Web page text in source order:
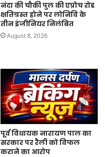
नंदा की चौकी पुल की एप्रोच रोड
क्षतिग्रस्त होने पर लोनिवि के
तीन इंजीनियर निलंबित
August 8, 2026
पूर्व विधायक नारायण पाल का
सरकार पर रैली को विफल
कराने का आरोप